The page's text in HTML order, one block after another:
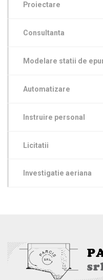
Proiectare
Consultanta
Modelare statii de
Automatizare
Instruire personal
Licitatii
Investigatie aeriana